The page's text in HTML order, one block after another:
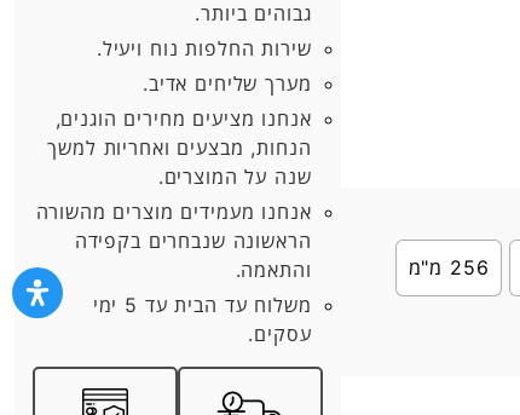
256 מ"מ
גבוהים ביותר.
שירות החלפות נוח ויעיל.
מערך שליחים אדיב.
אנחנו מציעים מחירים הוגנים,
הנחות, מבצעים ואחריות למשך
שנה על המוצרים.
אנחנו מעמידים מוצרים מהשורה
הראשונה שנבחרים בקפידה
והתאמה.
משלוח עד הבית עד 5 ימי
עסקים.